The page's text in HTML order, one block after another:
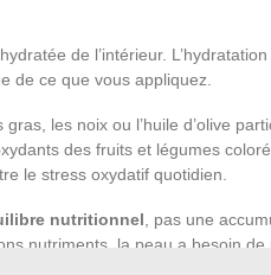
de l’intérieur.
de ce que vous appliquez.
les noix ou l’huile d’olive
des fruits et légumes
le stress oxydatif quotidien.
nutritionnel , pas une
nutriments, la peau a besoin